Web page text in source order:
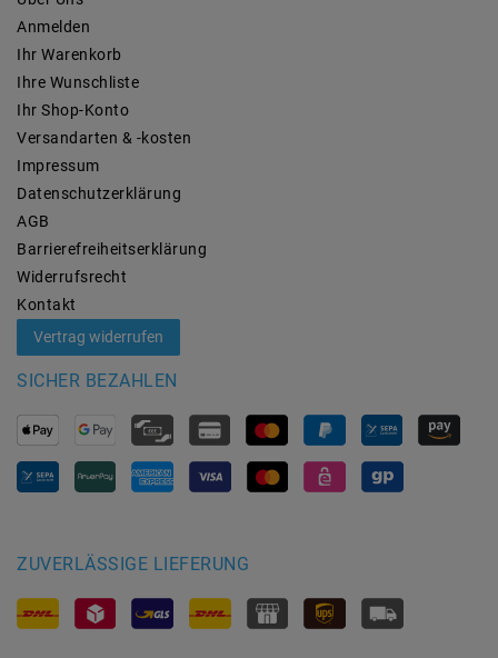
Anmelden
Ihr Warenkorb
Ihre Wunschliste
Ihr Shop-Konto
Versandarten & -kosten
Impressum
Daten­schutz­erklärung
AGB
Barrierefreiheitserklärung
Widerrufs­recht
Kontakt
Vertrag widerrufen
SICHER BEZAHLEN
ZUVERLÄSSIGE LIEFERUNG